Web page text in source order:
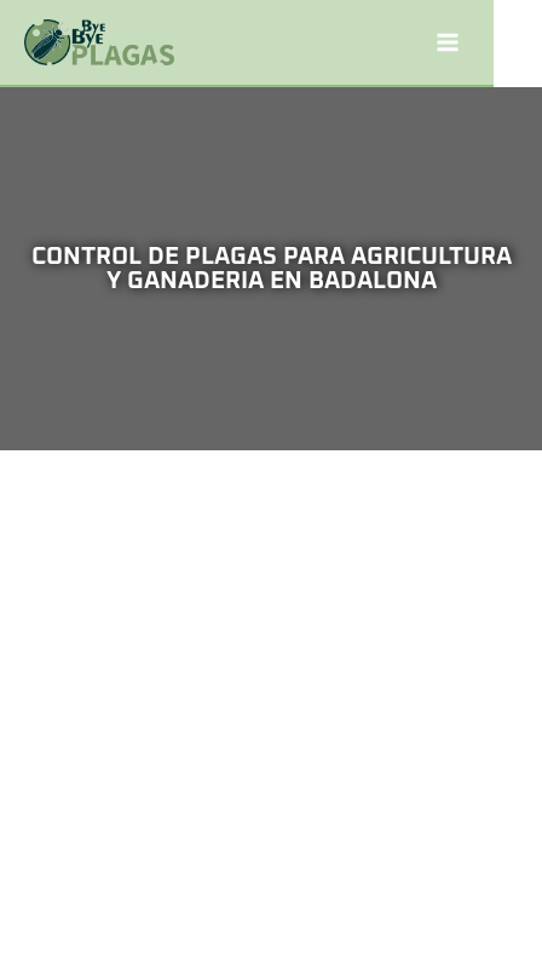
CONTROL DE PLAGAS PARA AGRICULTURA
Y GANADERIA EN BADALONA